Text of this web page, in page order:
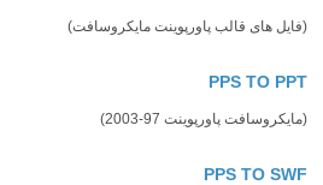
(فایل های قالب پاورپوینت مایکروسافت)
PPS TO PPT
(مایکروسافت پاورپوینت 97-2003)
PPS TO SWF